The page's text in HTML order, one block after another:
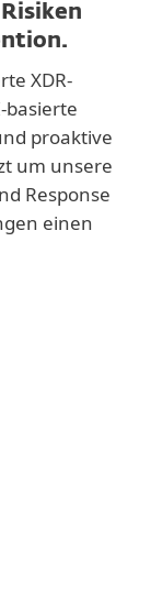
XDR-
basierte
proaktive
um unsere
Response
einen